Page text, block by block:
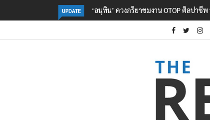
UPDATE ลอรีอัลโชว์ผลประกอบการครึ่งปีแรกโต